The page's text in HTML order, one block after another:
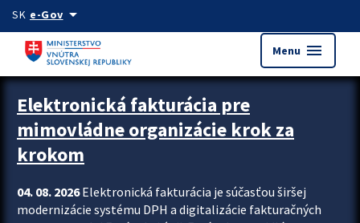
Preskocit na hlavný obsah
SK e-Govarrow_drop_down
Menu menu
Zastavit automatický posun upútavok
Elektronická fakturácia pre
mimovládne organizácie krok za
krokom
04. 08. 2026Elektronická fakturácia je súčasťou širšej
modernizácie systému DPH a digitalizácie fakturačných